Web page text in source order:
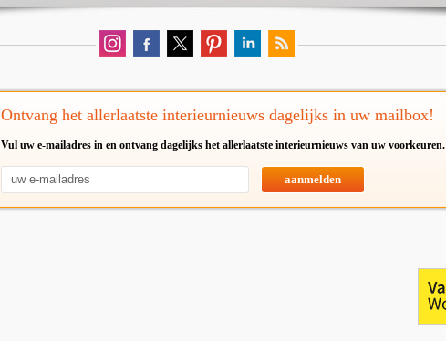
Ontvang het allerlaatste interieurnieuws dagelijks in uw mailbox!
Vul uw e-mailadres in en ontvang dagelijks het allerlaatste interieurnieuws van uw voorkeuren.
aanmelden